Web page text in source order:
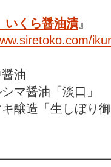
いくら醤油漬』
油
油「淡口」
「生しぼり御